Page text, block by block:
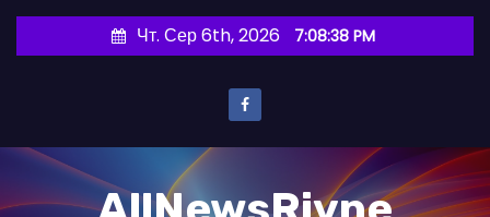
и
Чт. Сер 6th, 2026 7:08:39 PM